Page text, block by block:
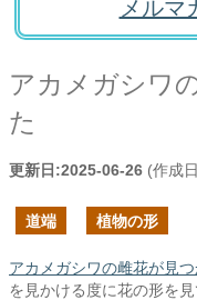
メルマ
アカメガシワ
た
更新日:2025-06-26 (作成
道端 植物の形
アカメガシワの雌花が見
を見かける度に花の形を見